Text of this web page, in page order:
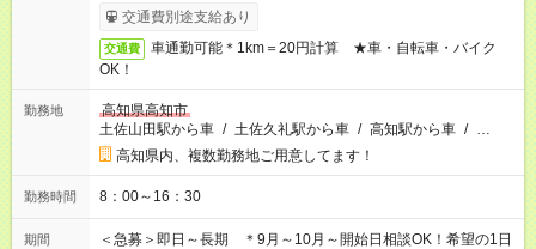
交通費別途支給あり
交通費
車通勤可能＊1km＝20円計算 ★車・自転車・バイク
OK！
勤務地
高知県高知市
土佐山田駅から車 / 土佐久礼駅から車 / 高知駅から車 / …
高知県内、複数勤務地ご用意してます！
勤務時間 8：00～16：30
期間
＜急募＞即日～長期 ＊9月～10月～開始日相談OK！希望の1日